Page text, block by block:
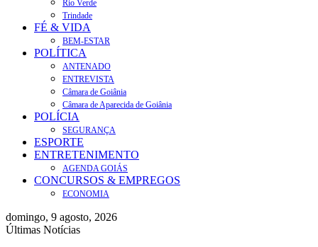
Rio Verde
Trindade
FÉ & VIDA
BEM-ESTAR
POLÍTICA
ANTENADO
ENTREVISTA
Câmara de Goiânia
Câmara de Aparecida de Goiânia
POLÍCIA
SEGURANÇA
ESPORTE
ENTRETENIMENTO
AGENDA GOIÁS
CONCURSOS & EMPREGOS
ECONOMIA
domingo, 9 agosto, 2026
Últimas Notícias